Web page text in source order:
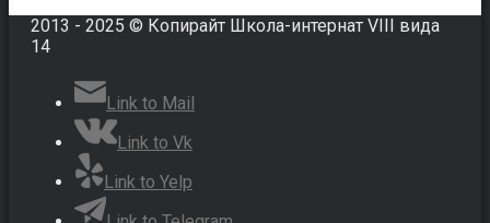
2013 - 2025 © Копирайт Школа-интернат VIII вида
14
Link to Mail
Link to Vk
Link to Yelp